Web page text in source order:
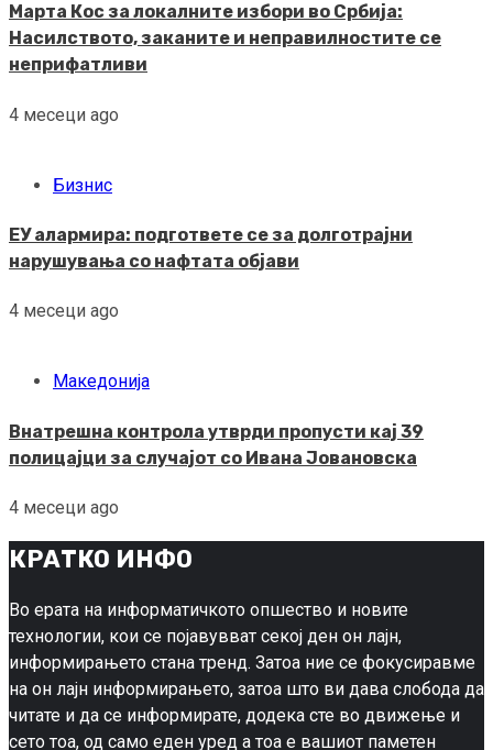
Марта Кос за локалните избори во Србија:
Насилството, заканите и неправилностите се
неприфатливи
4 месеци ago
Бизнис
ЕУ алармира: подгответе се за долготрајни
нарушувања со нафтата објави
4 месеци ago
Македонија
Внатрешна контрола утврди пропусти кај 39
полицајци за случајот со Ивана Јовановска
4 месеци ago
КРАТКО ИНФО
Во ерата на информатичкото опшество и новите
технологии, кои се појавувват секој ден он лајн,
информирањето стана тренд. Затоа ние се фокусиравме
на он лајн информирањето, затоа што ви дава слобода да
читате и да се информирате, додека сте во движење и
сето тоа, од само еден уред а тоа е вашиот паметен